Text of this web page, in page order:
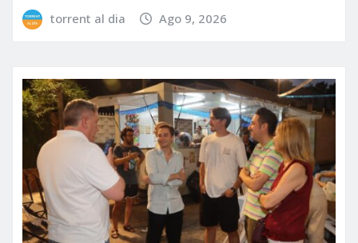
torrent al dia Ago 9, 2026